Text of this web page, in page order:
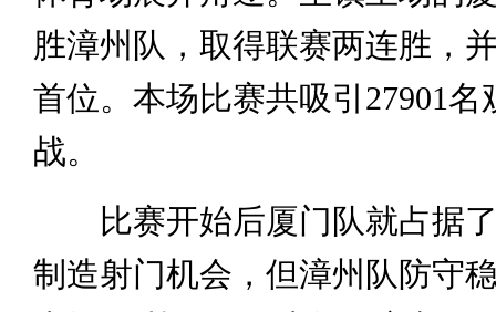
胜漳州队，取得联赛两连胜，
首位。本场比赛共吸引27901名
战。
比赛开始后厦门队就占据了
制造射门机会，但漳州队防守